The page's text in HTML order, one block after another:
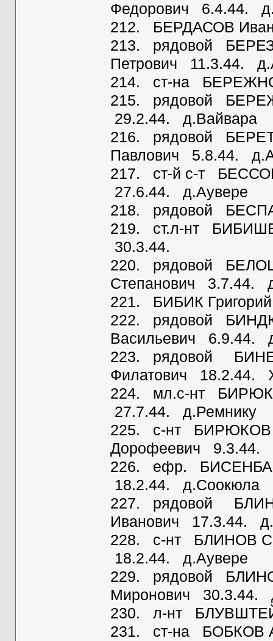
Федорович 6.4.44.
212. БЕРДАСОВ
213. рядовой
Петрович 11.3.44.
214. ст-на
215. рядовой
29.2.44. д.Вайвара
216. рядовой
Павлович 5.8.44.
217. ст-й с-т
27.6.44. д.Аувере
218. рядовой
219. ст.л-нт
30.3.44.
220. рядовой
Степанович 3.7.44.
221. БИБИК
222. рядовой
Васильевич 6.9.44.
223. рядовой
Филатович 18.2.44.
224. мл.с-нт
27.7.44. д.Ремнику
225. с-нт БИРЮКОВ
Дорофеевич 9.3.44.
226. ефр.
18.2.44. д.Соокюла
227. рядовой
Иванович 17.3.44.
228. с-нт БЛИНОВ
18.2.44. д.Аувере
229. рядовой
Миронович 30.3.44.
230. л-нт
231. ст-на БОБКОВ